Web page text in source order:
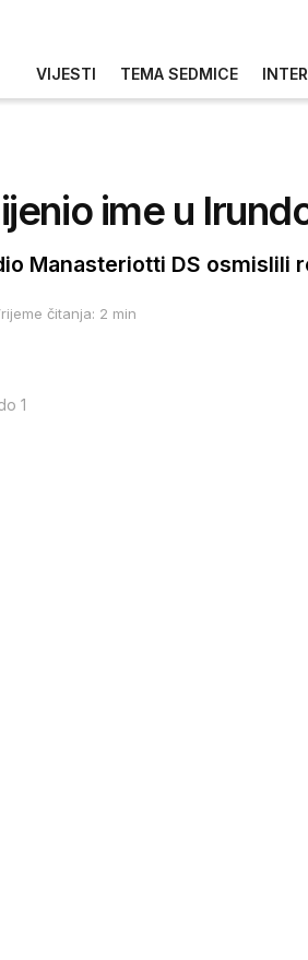
VIJESTI TEMA SEDMICE
ime u
Manasteriotti DS
čitanja: 2 min